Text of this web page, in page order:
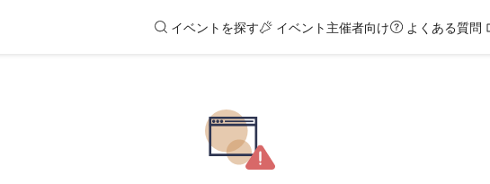
イベントを探す イベント主催者向け よくある質問